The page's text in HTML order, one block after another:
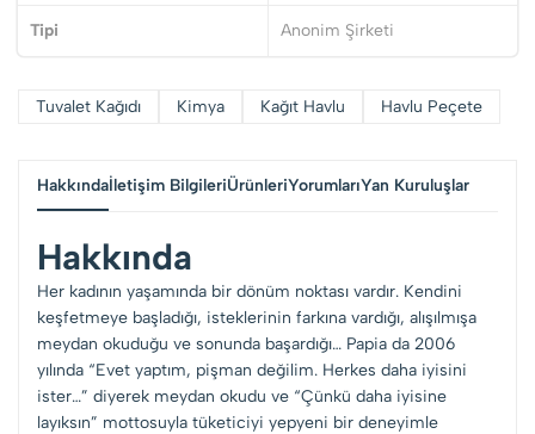
Tipi Anonim Şirketi
Tuvalet Kağıdı Kimya Kağıt Havlu Havlu Peçete
Hakkındaİletişim BilgileriÜrünleriYorumlarıYan Kuruluşlar
Hakkında
Her kadının yaşamında bir dönüm noktası vardır. Kendini
keşfetmeye başladığı, isteklerinin farkına vardığı, alışılmışa
meydan okuduğu ve sonunda başardığı… Papia da 2006
yılında “Evet yaptım, pişman değilim. Herkes daha iyisini
ister…” diyerek meydan okudu ve “Çünkü daha iyisine
layıksın” mottosuyla tüketiciyi yepyeni bir deneyimle